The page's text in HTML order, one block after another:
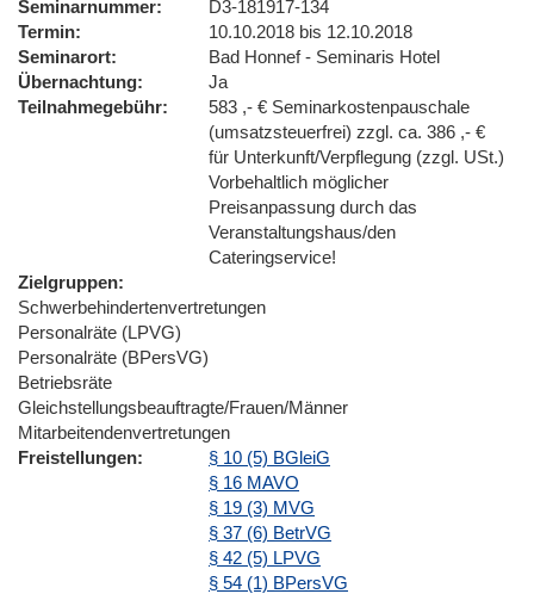
Seminarnummer
D3-181917-134
Termin
10.10.2018 bis 12.10.2018
Seminarort
Bad Honnef - Seminaris Hotel
Übernachtung
Ja
Teilnahmegebühr
583 ,- € Seminarkostenpauschale
(umsatzsteuerfrei) zzgl. ca. 386 ,- €
für Unterkunft/Verpflegung (zzgl. USt.)
Vorbehaltlich möglicher
Preisanpassung durch das
Veranstaltungshaus/den
Cateringservice!
Zielgruppen
Schwerbehindertenvertretungen
Personalräte (LPVG)
Personalräte (BPersVG)
Betriebsräte
Gleichstellungsbeauftragte/Frauen/Männer
Mitarbeitendenvertretungen
Freistellungen
§ 10 (5) BGleiG
§ 16 MAVO
§ 19 (3) MVG
§ 37 (6) BetrVG
§ 42 (5) LPVG
§ 54 (1) BPersVG